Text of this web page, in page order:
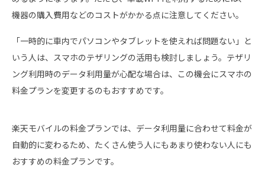
機器の購入費用などのコストがかかる点に注意してください。
「一時的に車内でパソコンやタブレットを使えれば問題ない」と
いう人は、スマホのテザリングの活用も検討しましょう。テザリ
ング利用時のデータ利用量が心配な場合は、この機会にスマホの
料金プランを変更するのもおすすめです。
楽天モバイルの料金プランでは、データ利用量に合わせて料金が
自動的に変わるため、たくさん使う人にもあまり使わない人にも
おすすめの料金プランです。